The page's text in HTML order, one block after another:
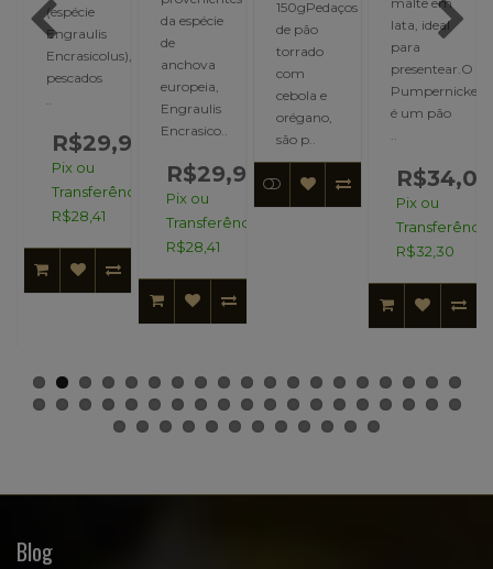
(espécie
Engraulis
Encrasicolus),
pescados
R$29,90
Pix ou
Transferência:
R$28,41
da espécie
de
anchova
europeia,
Engraulis
Encrasico..
R$29,90
Pix ou
Transferência:
R$28,41
150gPedaços
de pão
torrado
com
cebola e
orégano,
são p..
lata, ideal
para
presentear.O
Pumpernickel
é um pão
R$34,00
Pix ou
R$32,30
Blog